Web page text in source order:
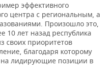
эффективного
центра с региональным, а
Произошло это,
10 лет назад республика
своих приоритетов
благодаря которому
на лидирующие позиции в